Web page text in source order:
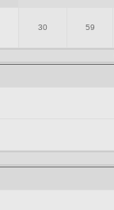
30 59